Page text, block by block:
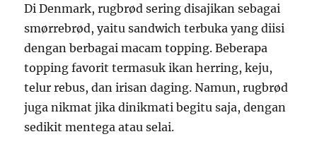
Di Denmark, rugbrød sering disajikan sebagai
smørrebrød, yaitu sandwich terbuka yang diisi
dengan berbagai macam topping. Beberapa
topping favorit termasuk ikan herring, keju,
telur rebus, dan irisan daging. Namun, rugbrød
juga nikmat jika dinikmati begitu saja, dengan
sedikit mentega atau selai.